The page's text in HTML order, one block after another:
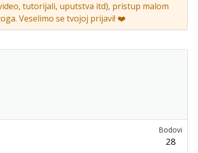
tutorijali, uputstva itd), pristup malom
Veselimo se tvojoj prijavi! ❤️
Bodovi
28